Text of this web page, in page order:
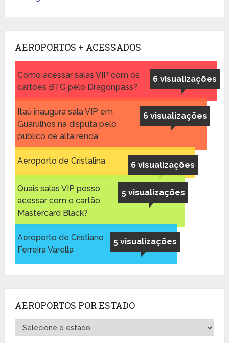
AEROPORTOS + ACESSADOS
6 visualizações
Como acessar salas VIP com os
cartões BTG pelo Dragonpass?
6 visualizações
Itaú inaugura sala VIP em
Guarulhos na disputa pelo
público de alta renda
6 visualizações
Aeroporto de Cristalina
5 visualizações
Quais salas VIP posso
acessar com o cartão
Mastercard Black?
5 visualizações
Aeroporto de Cristiano
Ferreira Varella
AEROPORTOS POR ESTADO
Aeroportos
por